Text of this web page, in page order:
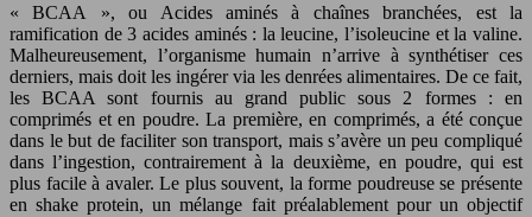
« BCAA », ou Acides aminés à chaînes branchées, est la
ramification de 3 acides aminés : la leucine, l’isoleucine et la valine.
Malheureusement, l’organisme humain n’arrive à synthétiser ces
derniers, mais doit les ingérer via les denrées alimentaires. De ce fait,
les BCAA sont fournis au grand public sous 2 formes : en
comprimés et en poudre. La première, en comprimés, a été conçue
dans le but de faciliter son transport, mais s’avère un peu compliqué
dans l’ingestion, contrairement à la deuxième, en poudre, qui est
plus facile à avaler. Le plus souvent, la forme poudreuse se présente
en shake protein, un mélange fait préalablement pour un objectif